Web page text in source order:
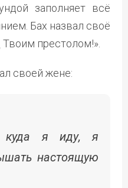
заполняет всё
Бах назвал своё
Твоим престолом!».
своей жене:
куда я иду, я
настоящую